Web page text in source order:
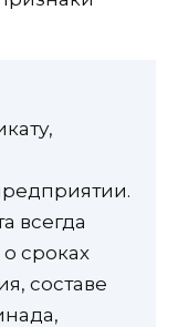
всегда
сроках
составе